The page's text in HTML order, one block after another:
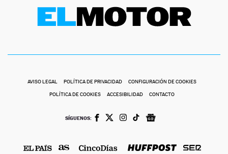
AVISO LEGAL POLÍTICA DE PRIVACIDAD CONFIGURACIÓN DE COOKIES
POLÍTICA DE COOKIES ACCESIBILIDAD CONTACTO
SÍGUENOS: